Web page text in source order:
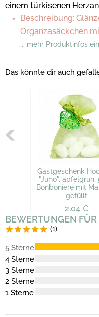
einem türkisenen
Beschreibung:
Organzasäckchen
... mehr Produktinfos
Das könnte dir auch
Gastgeschenk
"Juno", apfelgrün,
Bonboniere mit
gefüllt
2,04 €
BEWERTUNGEN FÜR
(1)
5 Sterne
4 Sterne
3 Sterne
2 Sterne
1 Sterne